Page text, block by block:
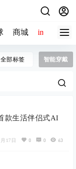
商城 image-2
全部标签 智能穿戴
款生活伴侣式AI
17日 0 0 63